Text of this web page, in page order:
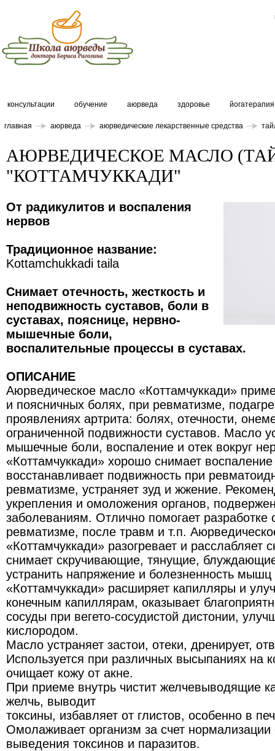
консультации обучение аюрведа здоровье йогатерапия
главная аюрведа аюрведические лекарственные средства
АЮРВЕДИЧЕСКОЕ МАСЛО
"КОТТАМЧУККАДИ"
От радикулитов и воспаления
нервов
Традиционное название:
Kottamchukkadi taila
Снимает отечность, жесткость и
неподвижность суставов, боли в
суставах, пояснице, нервно-
мышечные боли,
воспалительные процессы в суставах.
ОПИСАНИЕ
Аюрведическое масло «Коттамчуккади»
и поясничных болях, при ревматизме,
проявлениях артрита: болях, отечности,
ограниченной подвижности суставов. Масло
мышечные боли, воспаление и отек вокруг
«Коттамчуккади» хорошо снимает воспаление
восстанавливает подвижность при
ревматизме, устраняет зуд и жжение.
укрепления и омоложения органов,
заболеваниям. Отлично помогает разработке
ревматизме, после травм и т.п.
«Коттамчуккади» разогревает и
снимает скручивающие, тянущие,
устранить напряжение и болезненность
«Коттамчуккади» расширяет капилляры и
конечным капиллярам, оказывает
сосуды при вегето-сосудистой дистонии,
кислородом.
Масло устраняет застои, отеки, дренирует,
Используется при различных высыпаниях на
очищает кожу от акне.
При приеме внутрь чистит желчевыводящие
желчь, выводит
токсины, избавляет от глистов, особенно в
Омолаживает организм за счет
выведения токсинов и паразитов.